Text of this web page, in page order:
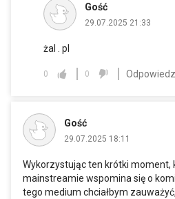
Gość
29.07.2025 21:33
żal . pl
0 0
Gość
29.07.2025 18:11
Wykorzystując ten krótki moment,
mainstreamie wspomina się o
tego medium chciałbym